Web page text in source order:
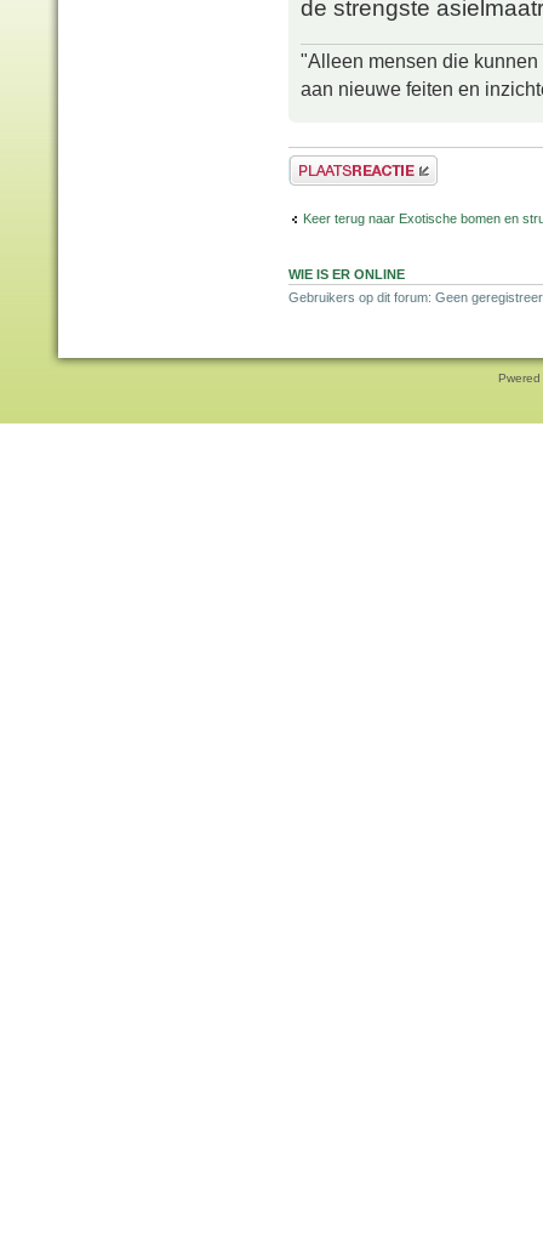
de strengste
"Alleen mensen die
aan nieuwe feiten en
Plaats een reactie
Keer terug naar Exotische bomen en
WIE IS ER ONLINE
Gebruikers op dit forum: Geen